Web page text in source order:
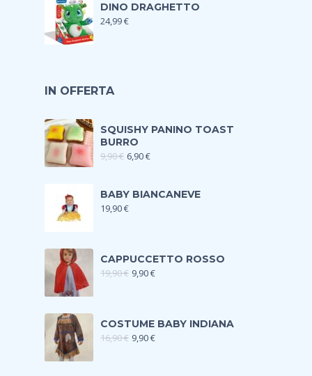
DINO DRAGHETTO
24,99€
IN OFFERTA
SQUISHY PANINO TOAST
BURRO
9,90€ 6,90€
BABY BIANCANEVE
19,90€
CAPPUCCETTO ROSSO
19,90€ 9,90€
COSTUME BABY INDIANA
16,90€ 9,90€